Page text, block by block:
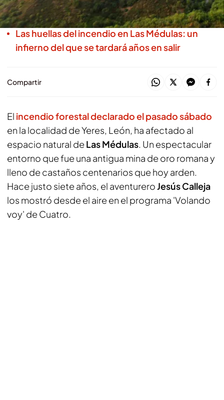
el aire en 'Volando voy'
Las huellas del incendio en Las Médulas: un
infierno del que se tardará años en salir
Compartir
El incendio forestal declarado el pasado sábado
en la localidad de Yeres, León, ha afectado al
espacio natural de Las Médulas. Un espectacular
entorno que fue una antigua mina de oro romana y
lleno de castaños centenarios que hoy arden.
Hace justo siete años, el aventureroJesús Calleja
los mostró desde el aire en el programa 'Volando
voy' de Cuatro.